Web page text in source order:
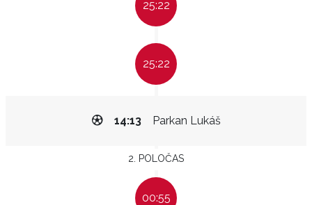
25:22
25:22
Parkan Lukáš
14:13
2. POLOČAS
00:55